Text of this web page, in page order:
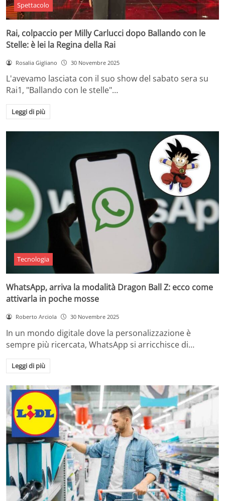
Spettacolo
Rai, colpaccio per Milly Carlucci dopo Ballando con le
Stelle: è lei la Regina della Rai
Rosalia Gigliano 30 Novembre 2025
L'avevamo lasciata con il suo show del sabato sera su
Rai1, "Ballando con le stelle"…
Leggi di più
Tecnologia
WhatsApp, arriva la modalità Dragon Ball Z: ecco come
attivarla in poche mosse
Roberto Arciola 30 Novembre 2025
In un mondo digitale dove la personalizzazione è
sempre più ricercata, WhatsApp si arricchisce di…
Leggi di più